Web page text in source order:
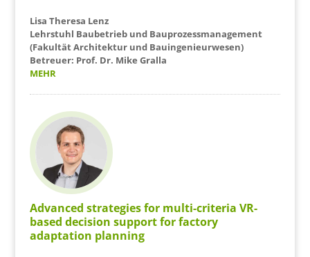
Lisa Theresa Lenz
Lehrstuhl Baubetrieb und Bauprozessmanagement
(Fakultät Architektur und Bauingenieurwesen)
Betreuer: Prof. Dr. Mike Gralla
MEHR
Advanced strategies for multi-criteria VR-
based decision support for factory
adaptation planning